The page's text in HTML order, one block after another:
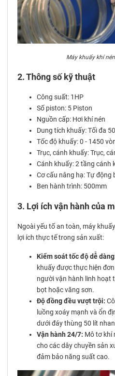
Máy khuấy khí
2. Thông số kỹ thuật
Công suất: 1HP
Số piston: 5 Piston
Nguồn cấp: Hơi khí nén
Dung tích khuấy: Tối đa
Tốc độ khuấy: 0 - 1450
Trục, cánh khuấy: Trục,
Cánh khuấy: 2 tầng cánh
Cơ cấu nâng hạ: Tự động
Ben hành trình: 500mm
3. Lợi ích vận hành của
Ngoài yếu tố an toàn, máy
lợi ích thực tế trong sản xuất:
Kiểm soát tốc độ dễ
khuấy được thực hiện
người vận hành linh hoạt
bọt hoặc văng sơn.
Độ đồng đều vượt trội:
luồng xoáy mạnh và ổn
dưới đáy thùng 50 lít
Vận hành 24/7: Mô tơ khí
cho các dây chuyền sản
đảm bảo năng suất cao.